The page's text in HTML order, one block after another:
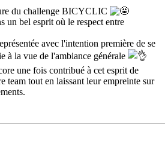
du challenge BICYCLIC
un bel esprit où le respect entre
avec l'intention première de se
à la vue de l'ambiance générale
une fois contribué à cet esprit de
team tout en laissant leur empreinte sur